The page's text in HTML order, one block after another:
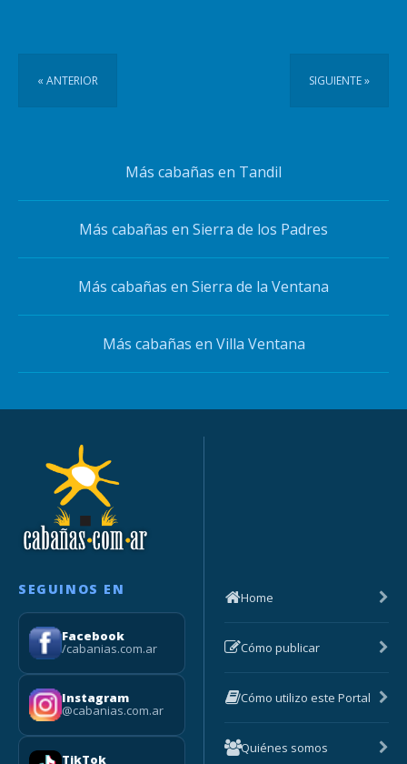
« ANTERIOR SIGUIENTE »
Más cabañas en Tandil
Más cabañas en Sierra de los Padres
Más cabañas en Sierra de la Ventana
Más cabañas en Villa Ventana
SEGUINOS EN
Facebook
/cabanias.com.ar
Instagram
@cabanias.com.ar
TikTok
Home
Cómo publicar
Cómo utilizo este Portal
Quiénes somos